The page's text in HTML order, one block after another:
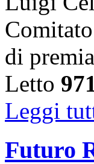
di
Letto
Leggi
Futuro